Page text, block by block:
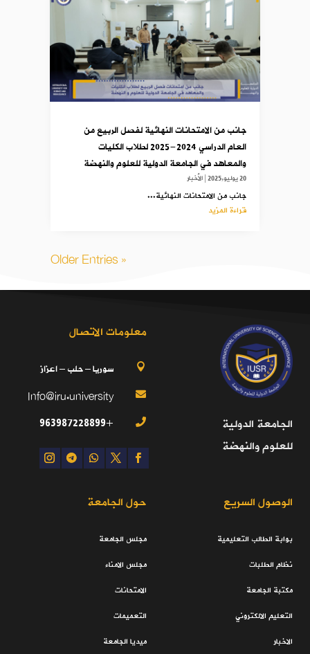
جانب من الامتحانات النهائية لفصل الربيع من
العام الدراسي 2024-2025 لطلاب الكليات
والمعاهد في الجامعة الدولية للعلوم والنهضة
20 يوليو,2025 |الأخبار
جانب من الامتحانات النهائية...
قراءة المزيد
« Older Entries
الجامعة الدولية
للعلوم والنهضة
معلومات الاتصال
 سوريا – حلب – اعزاز

Info@iru.university

+963987228899
الوصول السريع
بوابة الطالب التعليمية
نظام الطلبات
مكتبة الجامعة
التعليم الالكتروني
الاخبار
حول الجامعة
مجلس الجامعة
مجلس الامناء
الامتحانات
التعميمات
ميديا الجامعة